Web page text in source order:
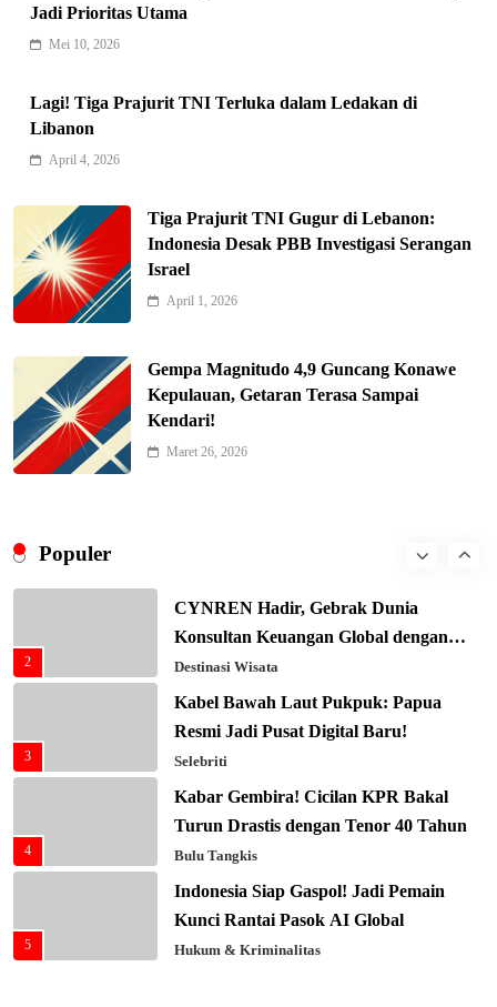
Populer
6
Ekonomi Indonesia Meroket! Kalahkan
Negara G20 di Awal 2026
Belajar
Berita Nasional
8
Xenco Medical Raih Penghargaan
Bergengsi TIME100: Revolusi Medis
2
CYNREN Hadir, Gebrak Dunia
Konsultan Keuangan Global dengan
Sentuhan AI
Destinasi Wisata
3
Kabel Bawah Laut Pukpuk: Papua
Resmi Jadi Pusat Digital Baru!
Selebriti
4
Kabar Gembira! Cicilan KPR Bakal
Turun Drastis dengan Tenor 40 Tahun
Bulu Tangkis
5
Indonesia Siap Gaspol! Jadi Pemain
Kunci Rantai Pasok AI Global
Hukum & Kriminalitas
Jadi Prioritas Utama
Mei 10, 2026
Lagi! Tiga Prajurit TNI Terluka dalam Ledakan di
Libanon
April 4, 2026
Tiga Prajurit TNI Gugur di Lebanon:
Indonesia Desak PBB Investigasi Serangan
Israel
April 1, 2026
Gempa Magnitudo 4,9 Guncang Konawe
Kepulauan, Getaran Terasa Sampai
Kendari!
Maret 26, 2026